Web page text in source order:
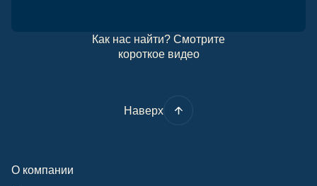
Как нас найти? Смотрите
короткое видео
Наверх
О компании